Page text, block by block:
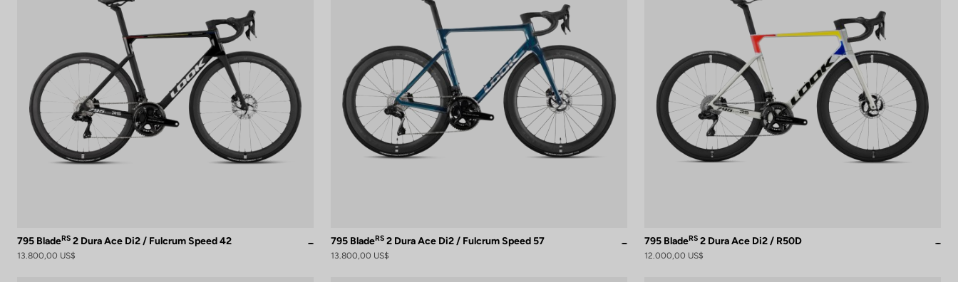
795 BladeRS 2 Dura Ace Di2 / Fulcrum Speed 42
13.800,00 US$
795 BladeRS 2 Dura Ace Di2 / Fulcrum Speed 57
13.800,00 US$
795 BladeRS 2 Dura Ace Di2 / R50D
12.000,00 US$